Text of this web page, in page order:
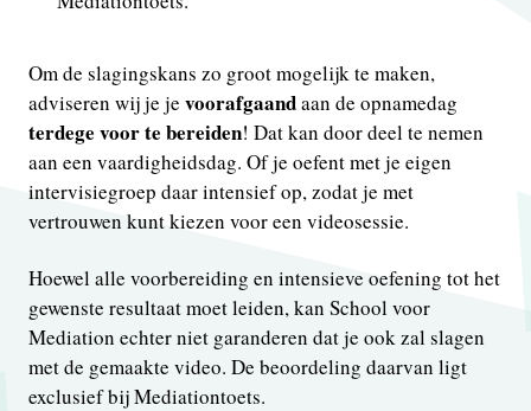
Om de slagingskans zo groot mogelijk te maken,
adviseren wij je je voorafgaandaan de opnamedag
terdege voor te bereiden! Dat kan door deel te nemen
aan een vaardigheids­dag. Of je oefent met je eigen
intervisiegroep daar intensief op, zodat je met
vertrouwen kunt kiezen voor een videosessie.
Hoewel alle voorbereiding en intensieve oefening tot het
gewenste resultaat moet leiden, kan School voor
Mediation echter niet garanderen dat je ook zal slagen
met de gemaakte video. De beoordeling daarvan ligt
exclusief bij Mediationtoets.